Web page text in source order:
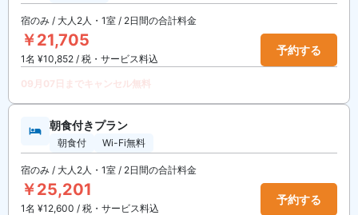
宿のみ / 大人2人・1室 / 2日間の合計料金
￥21,705
1名 ¥10,852 / 税・サービス料込
予約する
09月07日までキャンセル無料
朝食付きプラン
朝食付 Wi-Fi無料
宿のみ / 大人2人・1室 / 2日間の合計料金
￥25,201
1名 ¥12,600 / 税・サービス料込
予約する